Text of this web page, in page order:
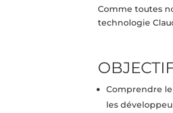
Comme toutes
technologie
Comprendre
les